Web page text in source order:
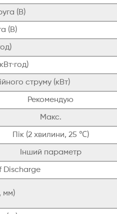
(В)
(В)
струму (кВт)
Рекомендую
Макс.
Пік (2 хвилини, 25 ℃)
Інший параметр
Discharge
мм)